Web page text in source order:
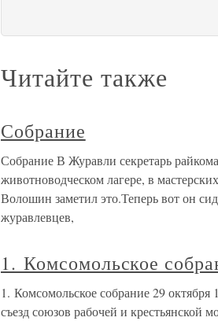
Читайте также
Собрание
Собрание В Журавли секретарь
животноводческом лагере, в
Волошин заметил это.Теперь вот он
журавлевцев,
1. Комсомольское
1. Комсомольское собрание 29
съезд союзов рабочей и крестьянской